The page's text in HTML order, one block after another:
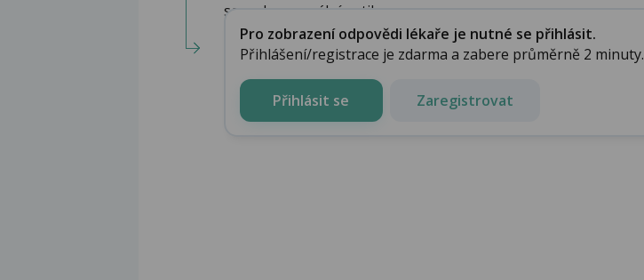
se na hormonální antikonce...
Pro zobrazení odpovědi lékaře je nutné se přihlásit.
Přihlášení/registrace je zdarma a zabere průměrně 2 minuty.
Přihlásit se Zaregistrovat